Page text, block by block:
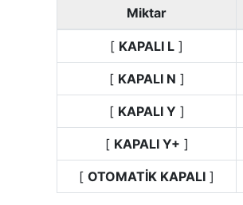
Miktar
[ KAPALI L ]
[ KAPALI N ]
[ KAPALI Y ]
[ KAPALI Y+ ]
[ OTOMATİK KAPALI ]